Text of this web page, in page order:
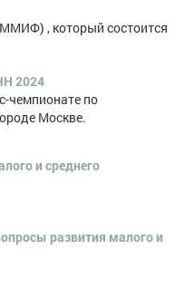
, который состоится
2024
чемпионате по
Москве.
и среднего
развития малого и